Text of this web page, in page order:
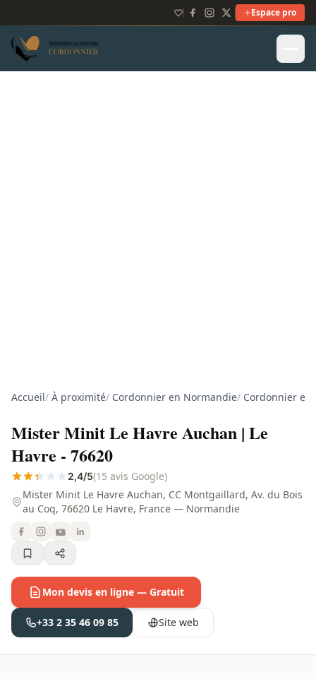
Espace pro
Accueil/ À proximité/ Cordonnier en Normandie/ Cordonnier en
Mister Minit Le Havre Auchan | Le
Havre - 76620
2,4/5(15 avis Google)
Mister Minit Le Havre Auchan, CC Montgaillard, Av. du Bois
au Coq, 76620 Le Havre, France — Normandie
Mon devis en ligne — Gratuit
+33 2 35 46 09 85 Site web